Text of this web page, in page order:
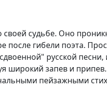
своей судьбе. Оно
после гибели поэта.
русской песни,
широкий запев и
пейзажными